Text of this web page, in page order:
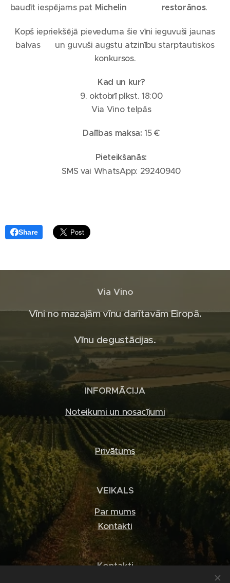
baudīt iespējams pat Michelin restorānos. ✨
Kopš iepriekšējā pieveduma šie vīni ieguvuši jaunas
balvas 🏆 un guvuši augstu atzinību starptautiskos
konkursos.
Kad un kur?
🗓️ 9. oktobrī plkst. 18:00
📌 Via Vino telpās
Dalības maksa: 15 €
Pieteikšanās:
📱 SMS vai WhatsApp: 29240940
Share
Via Vino
Vīni no mazajām vīnu darītavām Eiropā.
Vīnu degustācijas.
INFORMĀCIJA
Noteikumi un nosacījumi
Privātums
VEIKALS
Par mums
Kontakti
Kontakti